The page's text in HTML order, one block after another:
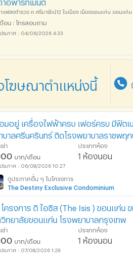
ร์ทเม้นท์ หอพัก ย่าน วิทยาเทคโนโลยี
แฟลตตำรวจ ถ.ศรีมารัตน์12 ในเมือง เมืองขอนแก่น ขอนแก่น
ดือน : โทรสอบถาม
04/06/2026 4:33
โฆษณาตำแหน่งนี้
มอยู่ เครื่องไฟฟ้าครบ เฟอร์ครบ มีฟิตเ
บาลศรีนครินทร์ ติดโรงพยาบาลราชพฤ
ช่า
บาท/เดือน
ประเภทห้อง
1 ห้องนอน
06/08/2026 10:27
ดูประกาศอื่น ๆ ในโครงการ
The Destiny Exclusive Condominium
โครงการ ดิ ไอซิส (The Isis ) ขอนแก่น
วิทยาลัยขอนแก่น โรงพยาบาลกรุงเทพ
ช่า
บาท/เดือน
ประเภทห้อง
1 ห้องนอน
07/08/2026 1:29